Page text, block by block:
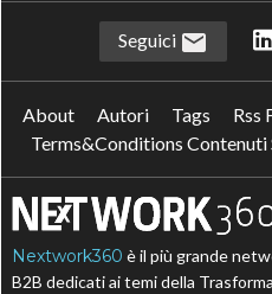
Seguici
About Autori Tags Rss
Terms&Conditions
Nextwork360 è il più grande
B2B dedicati ai temi della